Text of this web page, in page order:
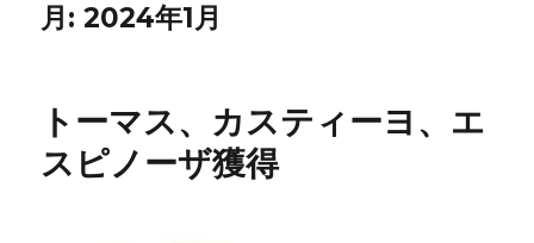
月:2024年1月
トーマス、カスティーヨ、エ
スピノーザ獲得